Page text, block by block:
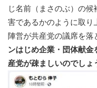
じ名前（まさのぶ）の
害であるかのように取り
陣営が共産党の議席を落
ンはじめ企業・団体献
産党が疎ましいのでしょ